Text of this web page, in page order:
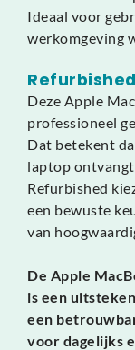
Ideaal voor
werkomgeving
Deze Apple
professioneel
Dat betekent
laptop ontvangt
Refurbished
een bewuste
van
De Apple
is een
een
voor dagelijks